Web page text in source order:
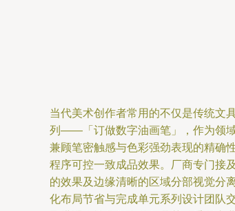
当代美术创作者常用的不仅是传统文
列——「订做数字油画笔」，作为领
兼顾笔密触感与色彩强劲表现的精确
程序可控一致成品效果。厂商专门接
的效果及边缘清晰的区域分部视觉分
化布局节省与完成单元系列设计团队